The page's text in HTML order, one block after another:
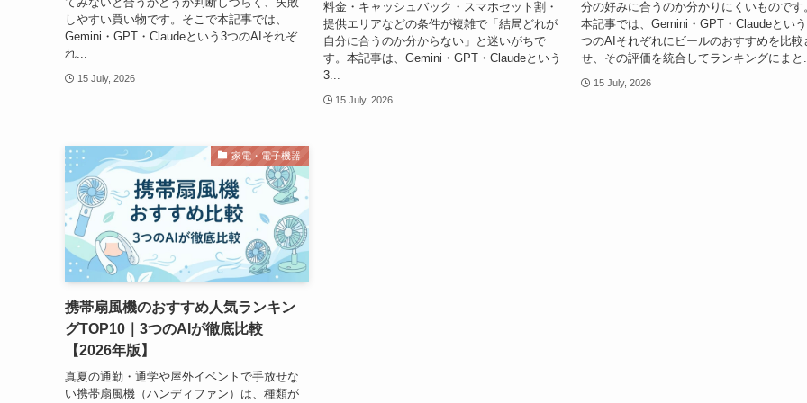
しやすい買い物です。そこで本記事では、
Gemini・GPT・Claudeという3つのAIそれぞ
れ...
15 July, 2026
料金・キャッシュバック・スマホセット割・
提供エリアなどの条件が複雑で「結局どれが
自分に合うのか分からない」と迷いがちで
す。本記事は、Gemini・GPT・Claudeという
3...
15 July, 2026
分の好みに合うのか分かりにくいものです
本記事では、Gemini・GPT・Claudeとい
つのAIそれぞれにビールのおすすめを比較
せ、その評価を統合してランキングにまと...
15 July, 2026
家電・電子機器
携帯扇風機のおすすめ人気ランキン
グTOP10｜3つのAIが徹底比較
【2026年版】
真夏の通勤・通学や屋外イベントで手放せな
い携帯扇風機（ハンディファン）は、種類が